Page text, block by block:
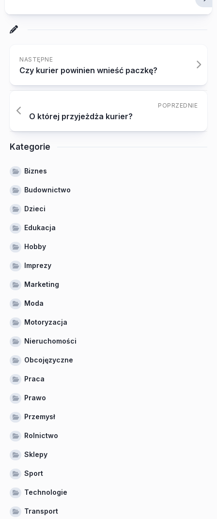
NASTĘPNE
Czy kurier powinien wnieść paczkę?
POPRZEDNIE
O której przyjeżdża kurier?
Kategorie
Biznes
Budownictwo
Dzieci
Edukacja
Hobby
Imprezy
Marketing
Moda
Motoryzacja
Nieruchomości
Obcojęzyczne
Praca
Prawo
Przemysł
Rolnictwo
Sklepy
Sport
Technologie
Transport